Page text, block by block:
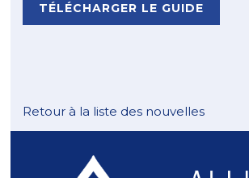
TÉLÉCHARGER LE GUIDE
Retour à la liste des nouvelles